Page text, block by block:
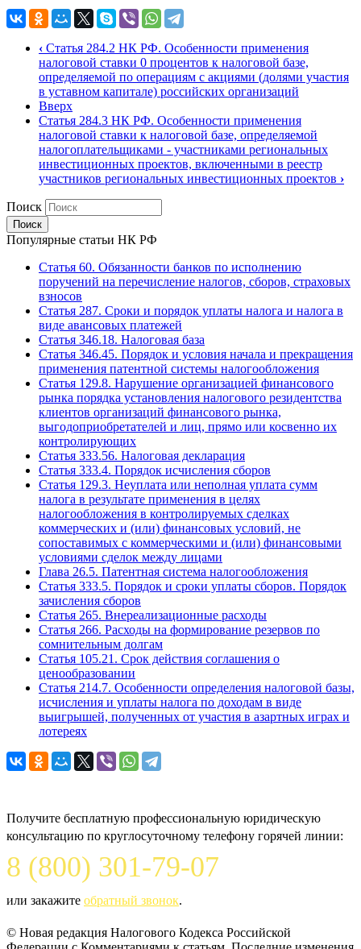
‹ Статья 284.2 НК РФ. Особенности применения
налоговой ставки 0 процентов к налоговой базе,
определяемой по операциям с акциями (долями участия
в уставном капитале) российских организаций
Вверх
Статья 284.3 НК РФ. Особенности применения
налоговой ставки к налоговой базе, определяемой
налогоплательщиками - участниками региональных
инвестиционных проектов, включенными в реестр
участников региональных инвестиционных проектов ›
Поиск
Популярные статьи НК РФ
Статья 60. Обязанности банков по исполнению
поручений на перечисление налогов, сборов, страховых
взносов
Статья 287. Сроки и порядок уплаты налога и налога в
виде авансовых платежей
Статья 346.18. Налоговая база
Статья 346.45. Порядок и условия начала и прекращения
применения патентной системы налогообложения
Статья 129.8. Нарушение организацией финансового
рынка порядка установления налогового резидентства
клиентов организаций финансового рынка,
выгодоприобретателей и лиц, прямо или косвенно их
контролирующих
Статья 333.56. Налоговая декларация
Статья 333.4. Порядок исчисления сборов
Статья 129.3. Неуплата или неполная уплата сумм
налога в результате применения в целях
налогообложения в контролируемых сделках
коммерческих и (или) финансовых условий, не
сопоставимых с коммерческими и (или) финансовыми
условиями сделок между лицами
Глава 26.5. Патентная система налогообложения
Статья 333.5. Порядок и сроки уплаты сборов. Порядок
зачисления сборов
Статья 265. Внереализационные расходы
Статья 266. Расходы на формирование резервов по
сомнительным долгам
Статья 105.21. Срок действия соглашения о
ценообразовании
Статья 214.7. Особенности определения налоговой базы,
исчисления и уплаты налога по доходам в виде
выигрышей, полученных от участия в азартных играх и
лотереях
Получите бесплатную профессиональную юридическую
консультацию по круглосуточному телефону горячей линии:
8 (800) 301-79-07
или закажите обратный звонок.
© Новая редакция Налогового Кодекса Российской